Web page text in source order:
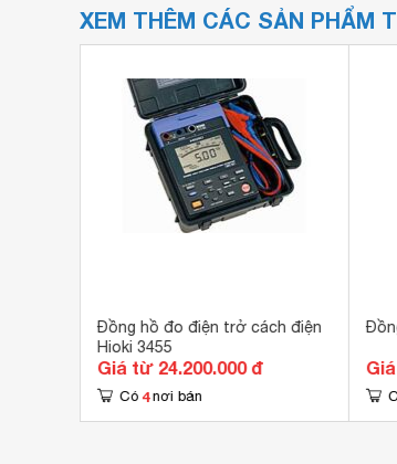
XEM THÊM CÁC SẢN PHẨM
Đồng hồ đo điện trở cách điện
Hioki 3455
Giá từ 24.200.000 đ
Có 4 nơi bán